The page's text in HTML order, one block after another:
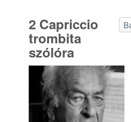
2 Capriccio
trombita
szólóra